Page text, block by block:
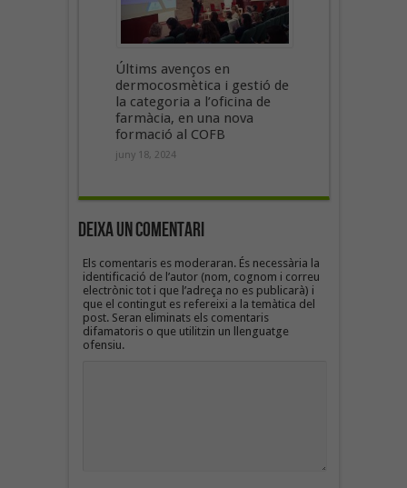
Últims avenços en
dermocosmètica i gestió de
la categoria a l’oficina de
farmàcia, en una nova
formació al COFB
juny 18, 2024
Deixa un Comentari
Els comentaris es moderaran. És necessària la
identificació de l’autor (nom, cognom i correu
electrònic tot i que l’adreça no es publicarà) i
que el contingut es refereixi a la temàtica del
post. Seran eliminats els comentaris
difamatoris o que utilitzin un llenguatge
ofensiu.